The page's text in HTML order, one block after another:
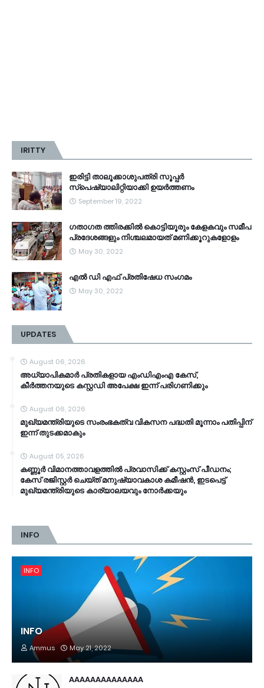
IRITTY
ഇരിട്ടി താലൂക്കാശുപത്രി സൂപ്പർ
സ്‌പെഷ്യാലിറ്റിയാക്കി ഉയർത്തണം
September 19, 2022
ഗതാഗത ത്തിരക്കിൽ കൊട്ടിയൂരും കേളകവും സമീപ
പ്രദേശങ്ങളും നിശ്ചലമായത് മണിക്കൂറുകളോളം
May 30, 2022
എൽ ഡി എഫ് പ്രതിഷേധ സംഗമം
May 30, 2022
UPDATES
August 06, 2026
അധ്യാപികമാർ പ്രതികളായ എംഡിഎംഎ കേസ്,
കീർത്തനയുടെ കസ്റ്റഡി അപേക്ഷ ഇന്ന് പരിഗണിക്കും
August 06, 2026
മുഖ്യമന്ത്രിയുടെ സംരംഭകത്വ വികസന പദ്ധതി മൂന്നാം പതിപ്പിന്
ഇന്ന് തുടക്കമാകും
August 05, 2026
കണ്ണൂര്‍ വിമാനത്താവളത്തില്‍ പ്രവാസിക്ക് കസ്റ്റംസ് പീഡനം;
കേസ് രജിസ്റ്റര്‍ ചെയ്ത് മനുഷ്യാവകാശ കമീഷൻ, ഇടപെട്ട്
മുഖ്യമന്ത്രിയുടെ കാര്യാലയവും നോര്‍ക്കയും
INFO
INFO
INFO
Ammus May 21, 2022
AAAAAAAAAAAAAA